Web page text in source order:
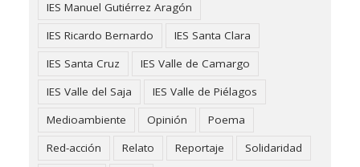
IES Manuel Gutiérrez Aragón
IES Ricardo Bernardo
IES Santa Clara
IES Santa Cruz
IES Valle de Camargo
IES Valle del Saja
IES Valle de Piélagos
Medioambiente
Opinión
Poema
Red-acción
Relato Reportaje
Solidaridad